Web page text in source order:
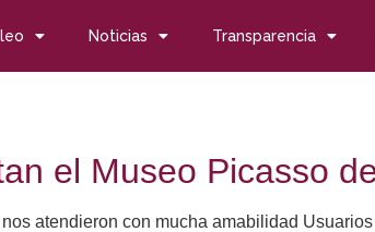
Noticias Transparencia
el Museo Picasso
atendieron con mucha amabilidad